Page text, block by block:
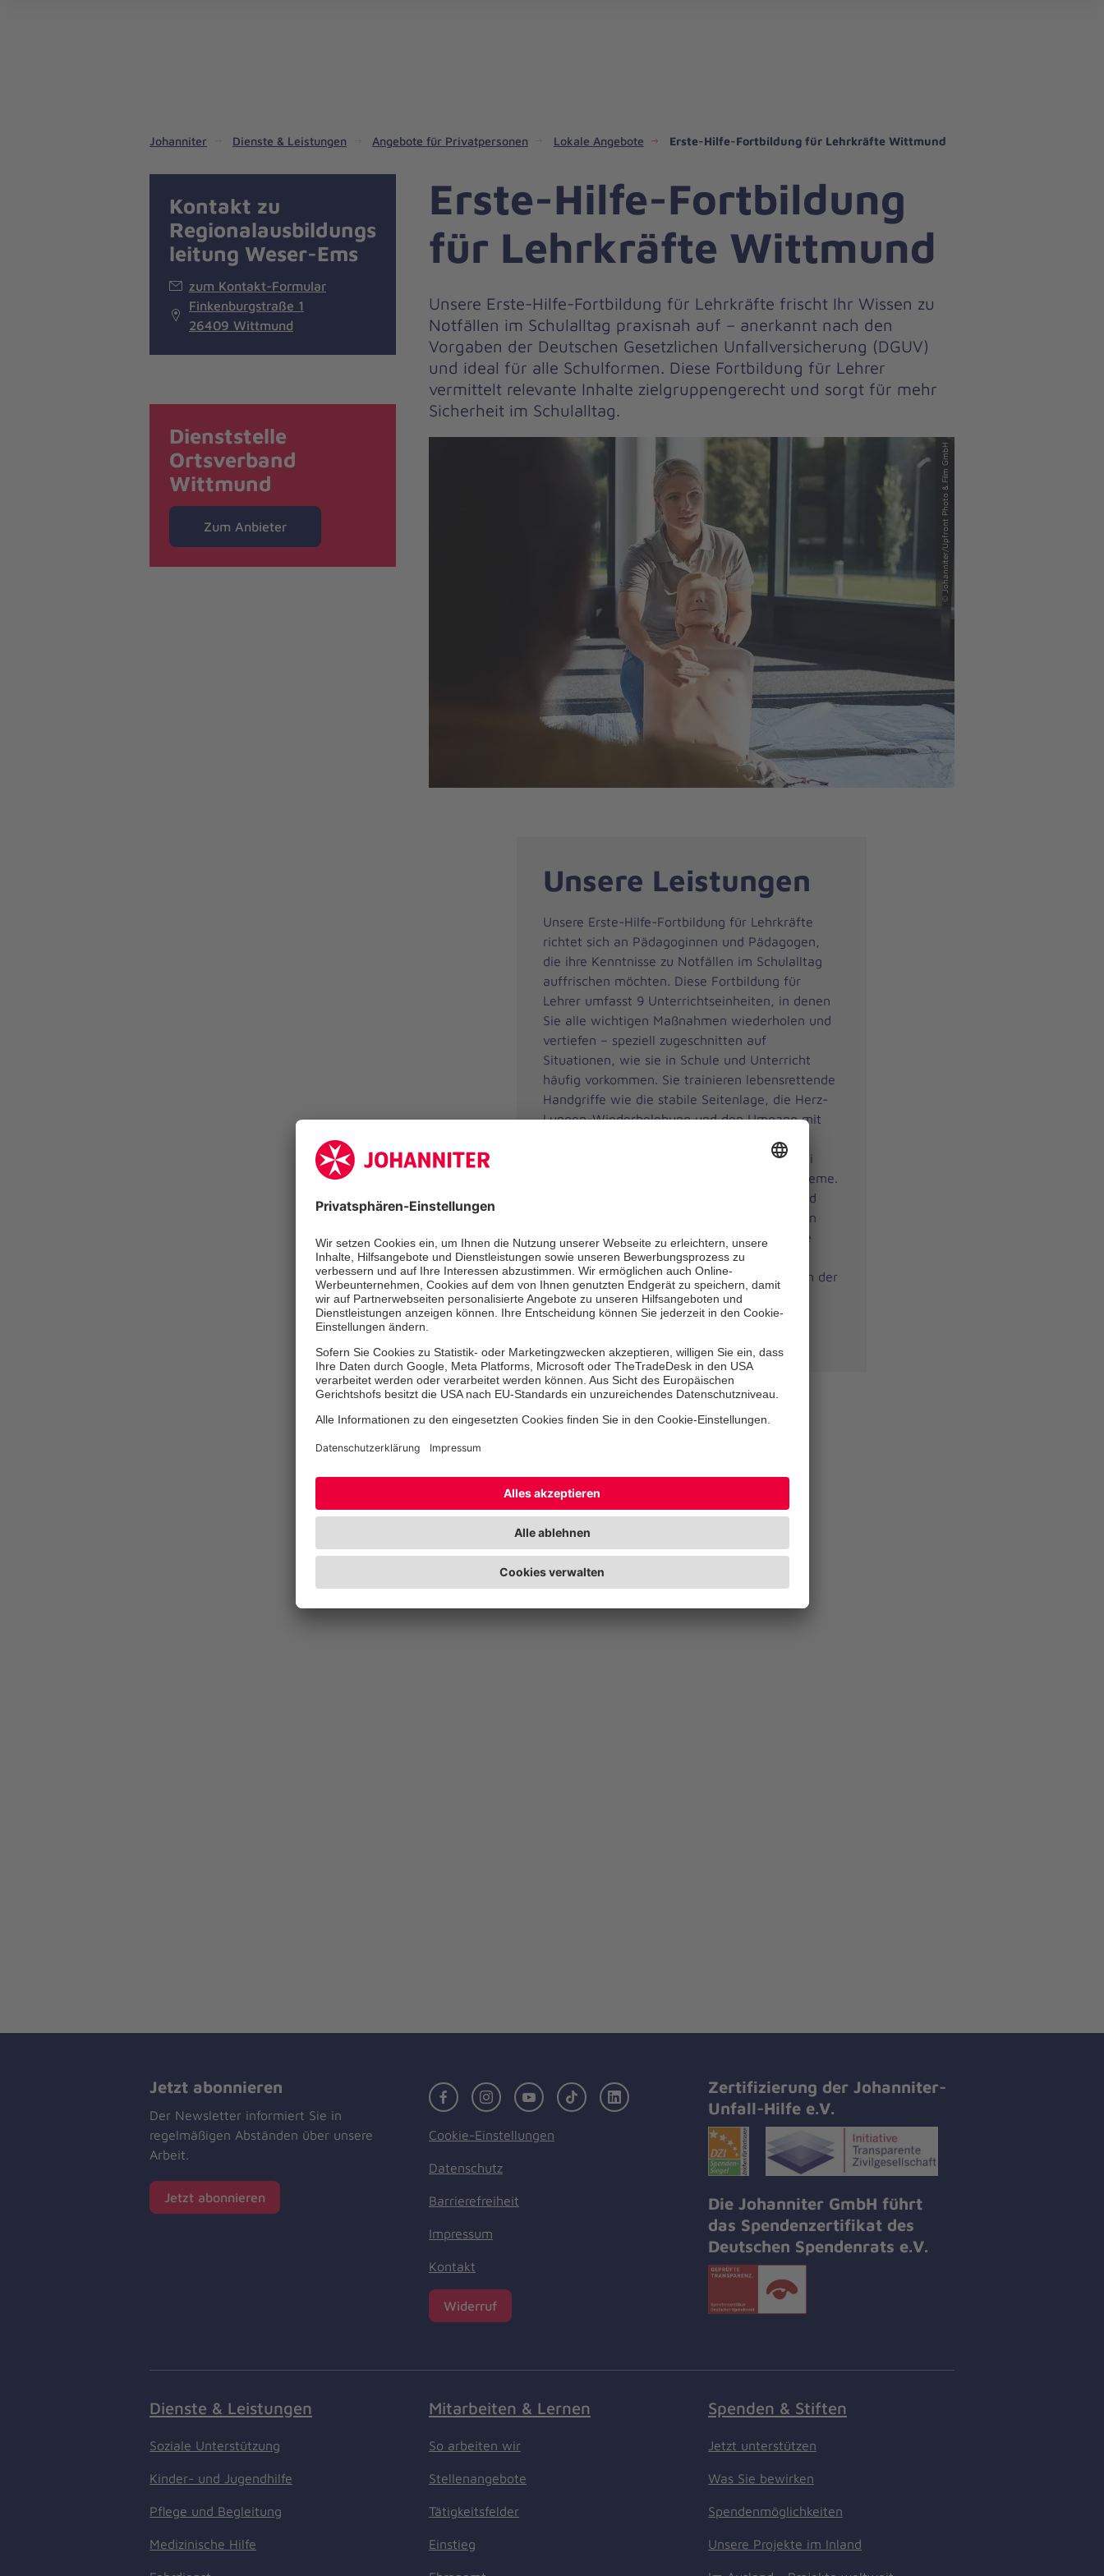
Johanniter Dienste & Leistungen Angebote für Privatpersonen Lokale Angebote Erste-Hilfe-Fortbildung für Lehrkräfte Wittmund
Erste-Hilfe-Fortbildung
für Lehrkräfte Wittmund
Unsere Erste-Hilfe-Fortbildung für Lehrkräfte frischt Ihr Wissen zu
Notfällen im Schulalltag praxisnah auf – anerkannt nach den
Vorgaben der Deutschen Gesetzlichen Unfallversicherung (DGUV)
und ideal für alle Schulformen. Diese Fortbildung für Lehrer
vermittelt relevante Inhalte zielgruppengerecht und sorgt für mehr
Sicherheit im Schulalltag.
© Johanniter/Upfront Photo & Film GmbH
Unsere Leistungen
Unsere Erste-Hilfe-Fortbildung für Lehrkräfte
richtet sich an Pädagoginnen und Pädagogen,
die ihre Kenntnisse zu Notfällen im Schulalltag
auffrischen möchten. Diese Fortbildung für
Lehrer umfasst 9 Unterrichtseinheiten, in denen
Sie alle wichtigen Maßnahmen wiederholen und
vertiefen – speziell zugeschnitten auf
Situationen, wie sie in Schule und Unterricht
häufig vorkommen. Sie trainieren lebensrettende
Handgriffe wie die stabile Seitenlage, die Herz-
Lungen-Wiederbelebung und den Umgang mit
Reaktionen, Asthmaanfälle, Verletzungen bei
Schul- und Sportunfällen oder Kreislaufprobleme.
Der Kurs bietet viele praktische Übungen und
realitätsnahe Fallbeispiele. Unsere erfahrenen
Ausbilderinnen und Ausbilder sorgen für eine
verständliche, praxisnahe Vermittlung. Die
Fortbildung ist anerkannt nach den Vorgaben der
Deutschen Gesetzlichen Unfallversicherung
(DGUV) und für alle weiterführenden
Kontakt zu
Regionalausbildungs
leitung Weser-Ems
zum Kontakt-Formular
Finkenburgstraße 1
26409 Wittmund
Dienststelle
Ortsverband
Wittmund
Zum Anbieter
Jetzt abonnieren
Der Newsletter informiert Sie in
regelmäßigen Abständen über unsere
Arbeit.
Jetzt abonnieren
FacebookInstagramYoutubeTikTok LinkedIn
Cookie-Einstellungen
Datenschutz
Barrierefreiheit
Impressum
Kontakt
Widerruf
Zertifizierung der Johanniter-
Unfall-Hilfe e.V.
Die Johanniter GmbH führt
das Spendenzertifikat des
Deutschen Spendenrats e.V.
Dienste & Leistungen
Soziale Unterstützung
Kinder- und Jugendhilfe
Pflege und Begleitung
Medizinische Hilfe
Mitarbeiten & Lernen
So arbeiten wir
Stellenangebote
Tätigkeitsfelder
Einstieg
Spenden & Stiften
Jetzt unterstützen
Was Sie bewirken
Spendenmöglichkeiten
Unsere Projekte im Inland